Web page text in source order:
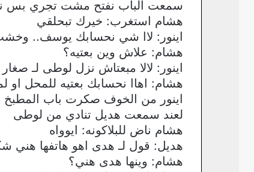
سمعت الباب نفتح مشت تجري بس
هشام استغرب: خيرك تبحلقي
اينور: لاا شي نحسابك يوسف..
هشام: علاش وين بعتيه؟
اينور: لالا مبعتاش نزل لوطى لـ
هشام: اهاا نحسابك بعتيه للمحل او
اينور من الخوف صكرت باب المطبخ
لعند سمعت هديل تنادي من لوطى
هشام ناض للبلاكونه: ايوواه
هديل: قول لـ هدى اهو هاتفها هني
هشام: وينها هدى هني؟